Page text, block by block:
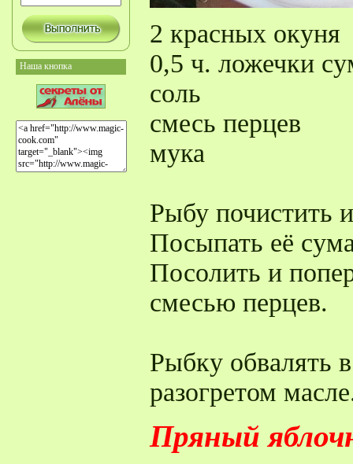
Наша кнопка
2 красных окуня
0,5 ч. ложечки
соль
смесь перцев
мука
Рыбу почистить
Посыпать её
Посолить и
смесью перцев.
Рыбку обвалять
разогретом
Пряный